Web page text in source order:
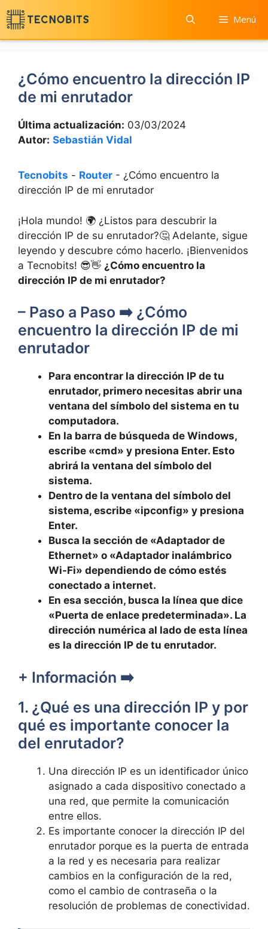
Saltar
al
contenido
Menú
¿Cómo encuentro la dirección IP
de mi enrutador
Última actualización: 03/03/2024
Autor: Sebastián Vidal
Tecnobits - Router - ¿Cómo encuentro la
dirección IP de mi enrutador
¡Hola mundo! 🌍 ¿Listos para descubrir la
dirección ​IP de su enrutador?🤔 Adelante, sigue
leyendo ⁤y descubre cómo hacerlo. ‌¡Bienvenidos
​a Tecnobits! ⁣😎👋 ¿Cómo encuentro la
dirección IP de mi‍ enrutador?
– Paso a Paso ➡️ ⁢¿Cómo
encuentro la dirección IP de mi
enrutador
Para⁣ encontrar la dirección ‍IP ⁤de tu
⁤enrutador, primero necesitas abrir una
ventana del⁣ símbolo ⁣del sistema en tu
computadora. ⁢
En la barra de ‍búsqueda‍ de Windows,
‍escribe «cmd» y presiona Enter.​ Esto
abrirá la ventana​ del símbolo​ del
sistema.
Dentro de la ventana del símbolo del
sistema, escribe «ipconfig» y presiona
Enter.
Busca la sección de «Adaptador de
‌Ethernet»⁣ o «Adaptador inalámbrico
Wi-Fi» dependiendo de ‌cómo⁣ estés​
conectado a internet.
En esa sección,⁤ busca la línea ‍que dice
«Puerta de enlace predeterminada».⁣ La
dirección numérica​ al lado‌ de esta línea
es‌ la dirección IP de tu enrutador.
+ ⁢Información ➡️
1. ¿Qué es una dirección IP y‍ por
qué es importante⁣ conocer la
del enrutador?
Una dirección IP es un identificador único
asignado a cada dispositivo conectado a
una ⁣red, que permite la ​comunicación
entre ​ellos.
Es importante conocer la dirección IP del
enrutador porque es la puerta de entrada⁣
a la red y es ⁤necesaria para realizar
cambios en ⁣la configuración de ⁢la ‍red,
como el cambio de contraseña‌ o la
resolución de ​problemas de⁣ conectividad.